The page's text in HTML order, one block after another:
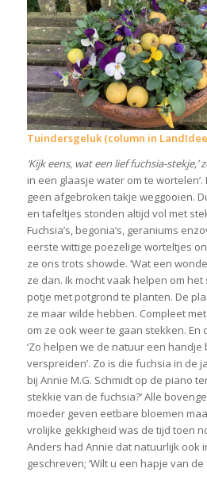
Tuindersgeluk (column in
‘Kijk eens, wat een lief fuchsia-
in een glaasje water om te
geen afgebroken takje weggooien.
en tafeltjes stonden altijd vol met
Fuchsia’s, begonia’s, geraniums
eerste wittige poezelige worteltjes
ze ons trots showde. ‘Wat een
ze dan. Ik mocht vaak helpen om
potje met potgrond te planten. De
ze maar wilde hebben. Compleet
om ze ook weer te gaan stekken. En
‘Zo helpen we de natuur een
verspreiden’. Zo is die fuchsia in de
bij Annie M.G. Schmidt op de piano
stekkie van de fuchsia?’ Alle
moeder geven eetbare bloemen
vrolijke gekkigheid was de tijd toen
Anders had Annie dat natuurlijk ook
geschreven; ‘Wilt u een hapje van de